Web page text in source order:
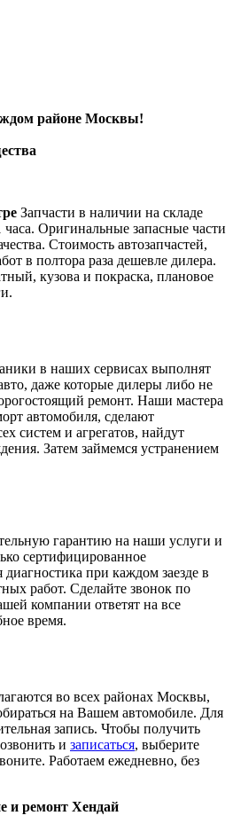
районе Москвы!
Запчасти в наличии на складе
часа. Оригинальные запасные части
Стоимость автозапчастей,
в полтора раза дешевле дилера.
кузова и покраска, плановое
в наших сервисах выполнят
даже которые дилеры либо не
ремонт. Наши мастера
автомобиля, сделают
систем и агрегатов, найдут
Затем займемся устранением
гарантию на наши услуги и
сертифицированное
диагностика при каждом заезде в
работ. Сделайте звонок по
компании ответят на все
время.
во всех районах Москвы,
на Вашем автомобиле. Для
запись. Чтобы получить
и записаться, выберите
Работаем ежедневно, без
и ремонт Хендай